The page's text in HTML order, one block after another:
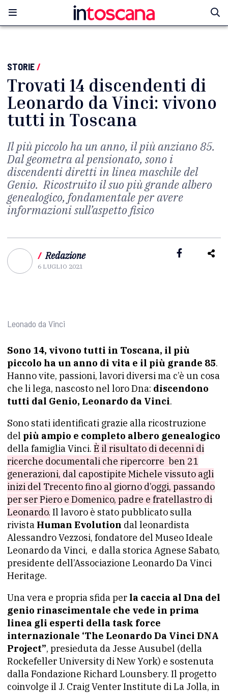
STORIE/
Trovati 14 discendenti di
Leonardo da Vinci: vivono
tutti in Toscana
Il più piccolo ha un anno, il più anziano 85.
Dal geometra al pensionato, sono i
discendenti diretti in linea maschile del
Genio. Ricostruito il suo più grande albero
genealogico, fondamentale per avere
informazioni sull’aspetto fisico
/ Redazione
6 LUGLIO 2021
Leonado da Vinci
Sono 14, vivono tutti in Toscana, il più
piccolo ha un anno di vita e il più grande 85.
Hanno vite, passioni, lavori diversi ma c’è un cosa
che li lega, nascosto nel loro Dna: discendono
tutti dal Genio, Leonardo da Vinci.
Sono stati identificati grazie alla ricostruzione
del più ampio e completo albero genealogico
della famiglia Vinci. È il risultato di decenni di
ricerche documentali che ripercorre ben 21
generazioni, dal capostipite Michele vissuto agli
inizi del Trecento fino al giorno d’oggi, passando
per ser Piero e Domenico, padre e fratellastro di
Leonardo. Il lavoro è stato pubblicato sulla
rivista Human Evolution dal leonardista
Alessandro Vezzosi, fondatore del Museo Ideale
Leonardo da Vinci, e dalla storica Agnese Sabato,
presidente dell’Associazione Leonardo Da Vinci
Heritage.
Una vera e propria sfida per la caccia al Dna del
genio rinascimentale che vede in prima
linea gli esperti della task force
internazionale ‘The Leonardo Da Vinci DNA
Project”, presieduta da Jesse Ausubel (della
Rockefeller University di New York) e sostenuta
dalla Fondazione Richard Lounsbery. Il progetto
coinvolge il J. Craig Venter Institute di La Jolla, in